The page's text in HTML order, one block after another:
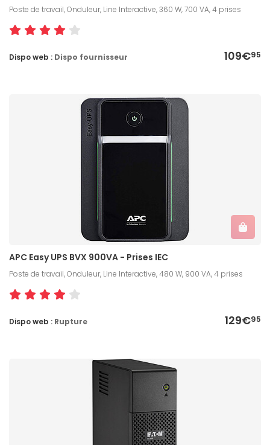
Poste de travail, Onduleur, Line Interactive, 360 W, 700 VA, 4 prises
109€95
Dispo web : Dispo fournisseur
APC Easy UPS BVX 900VA - Prises IEC
Poste de travail, Onduleur, Line Interactive, 480 W, 900 VA, 4 prises
129€95
Dispo web : Rupture